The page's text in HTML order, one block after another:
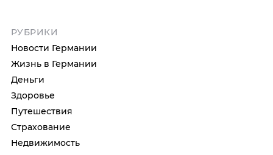
РУБРИКИ
Новости Германии
Жизнь в Германии
Деньги
Здоровье
Путешествия
Страхование
Недвижимость